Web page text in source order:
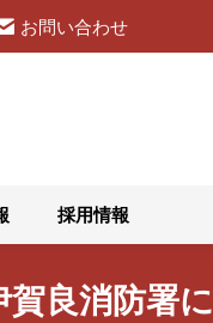
お問い合わせ
採用情報
良消防署に
ド 119番通報